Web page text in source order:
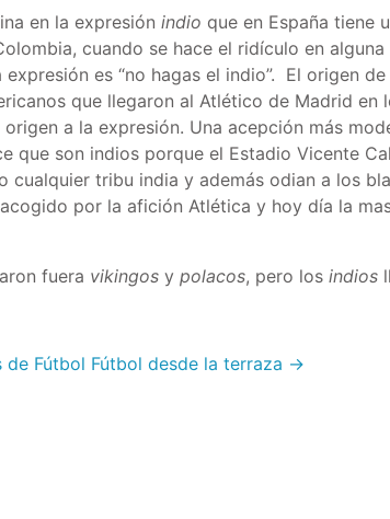
en la expresión indio que en España tiene
cuando se hace el ridículo en alguna
expresión es “no hagas el indio”. El origen
que llegaron al Atlético de Madrid en
a la expresión. Una acepción más
que son indios porque el Estadio Vicente
cualquier tribu india y además odian a los
por la afición Atlética y hoy día la
fuera vikingos y polacos, pero los indios
de Fútbol Fútbol desde la terraza →